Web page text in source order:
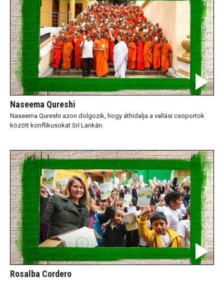
Naseema Qureshi
Naseema Qureshi azon dolgozik, hogy áthidalja a vallási csoportok
között konflikusokat Srí Lankán.
Rosalba Cordero